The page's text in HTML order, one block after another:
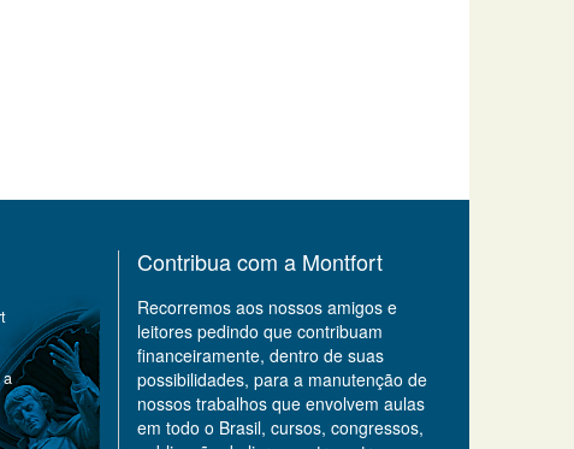
a
Contribua com a Montfort
Recorremos aos nossos amigos e
leitores pedindo que contribuam
financeiramente, dentro de suas
possibilidades, para a manutenção de
nossos trabalhos que envolvem aulas
em todo o Brasil, cursos, congressos,